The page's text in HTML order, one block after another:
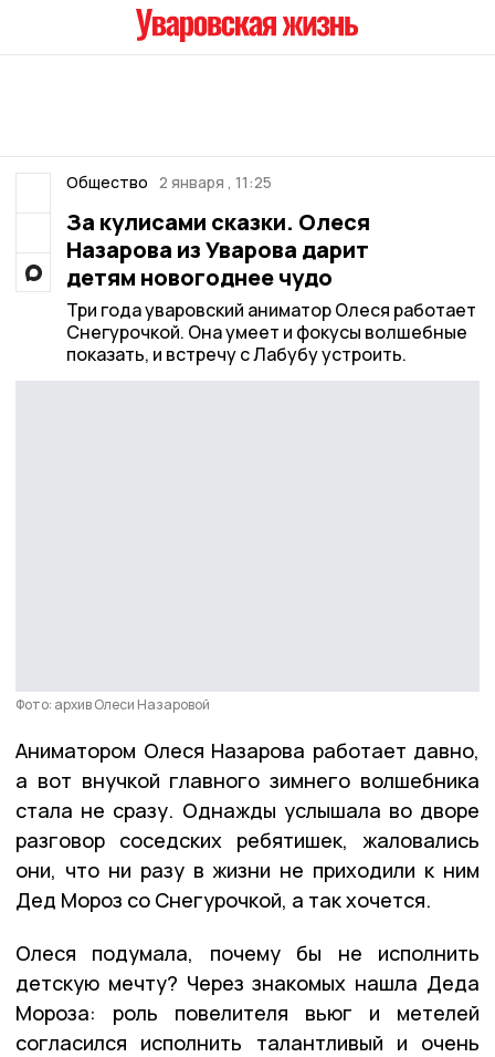
Общество 2 января , 11:25
За кулисами сказки. Олеся
Назарова из Уварова дарит
детям новогоднее чудо
Три года уваровский аниматор Олеся работает
Снегурочкой. Она умеет и фокусы волшебные
показать, и встречу с Лабубу устроить.
Фото: архив Олеси Назаровой
Аниматором Олеся Назарова работает давно,
а вот внучкой главного зимнего волшебника
стала не сразу. Однажды услышала во дворе
разговор соседских ребятишек, жаловались
они, что ни разу в жизни не приходили к ним
Дед Мороз со Снегурочкой, а так хочется.
Олеся подумала, почему бы не исполнить
детскую мечту? Через знакомых нашла Деда
Мороза: роль повелителя вьюг и метелей
согласился исполнить талантливый и очень